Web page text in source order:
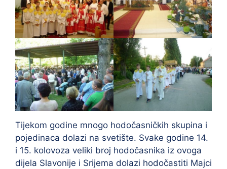
Tijekom godine mnogo hodočasničkih skupina i
pojedinaca dolazi na svetište. Svake godine 14.
i 15. kolovoza veliki broj hodočasnika iz ovoga
dijela Slavonije i Srijema dolazi hodočastiti Majci